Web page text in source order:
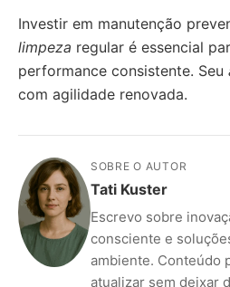
Investir em manutenção
limpeza regular é essencial
performance consistente. Seu
com agilidade renovada.
SOBRE O AUTOR
Tati Kuster
Escrevo sobre
consciente e
ambiente. Conteúdo
atualizar sem deixar